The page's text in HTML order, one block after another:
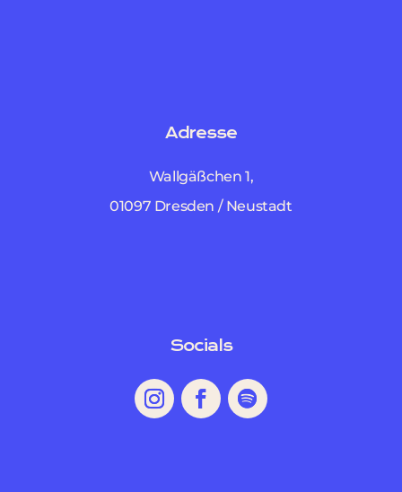
Adresse
Wallgäßchen 1,
01097 Dresden / Neustadt
Socials